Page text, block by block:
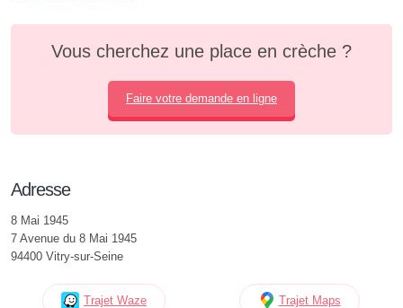
Vous cherchez une place en crèche ?
Faire votre demande en ligne
Adresse
8 Mai 1945
7 Avenue du 8 Mai 1945
94400 Vitry-sur-Seine
Trajet Waze Trajet Maps